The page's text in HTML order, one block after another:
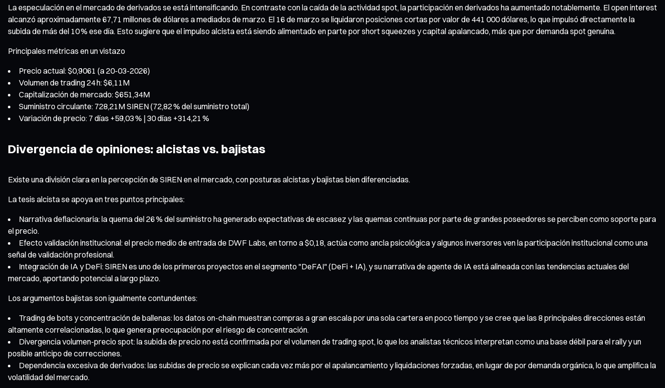
La especulación en el mercado de derivados se está intensificando. En contraste con la caída de la actividad spot, la participación en derivados ha aumentado notablemente. El open interest
alcanzó aproximadamente 67,71 millones de dólares a mediados de marzo. El 16 de marzo se liquidaron posiciones cortas por valor de 441 000 dólares, lo que impulsó directamente la
subida de más del 10 % ese día. Esto sugiere que el impulso alcista está siendo alimentado en parte por short squeezes y capital apalancado, más que por demanda spot genuina.
Principales métricas en un vistazo
Precio actual: $0,9061 (a 20-03-2026)
Volumen de trading 24 h: $6,11M
Capitalización de mercado: $651,34M
Suministro circulante: 728,21M SIREN (72,82 % del suministro total)
Variación de precio: 7 días +59,03 % | 30 días +314,21 %
Divergencia de opiniones: alcistas vs. bajistas
Existe una división clara en la percepción de SIREN en el mercado, con posturas alcistas y bajistas bien diferenciadas.
La tesis alcista se apoya en tres puntos principales:
Narrativa deflacionaria: la quema del 26 % del suministro ha generado expectativas de escasez y las quemas continuas por parte de grandes poseedores se perciben como soporte para
el precio.
Efecto validación institucional: el precio medio de entrada de DWF Labs, en torno a $0,18, actúa como ancla psicológica y algunos inversores ven la participación institucional como una
señal de validación profesional.
Integración de IA y DeFi: SIREN es uno de los primeros proyectos en el segmento "DeFAI" (DeFi + IA), y su narrativa de agente de IA está alineada con las tendencias actuales del
mercado, aportando potencial a largo plazo.
Los argumentos bajistas son igualmente contundentes:
Trading de bots y concentración de ballenas: los datos on-chain muestran compras a gran escala por una sola cartera en poco tiempo y se cree que las 8 principales direcciones están
altamente correlacionadas, lo que genera preocupación por el riesgo de concentración.
Divergencia volumen-precio spot: la subida de precio no está confirmada por el volumen de trading spot, lo que los analistas técnicos interpretan como una base débil para el rally y un
posible anticipo de correcciones.
Dependencia excesiva de derivados: las subidas de precio se explican cada vez más por el apalancamiento y liquidaciones forzadas, en lugar de por demanda orgánica, lo que amplifica la
volatilidad del mercado.